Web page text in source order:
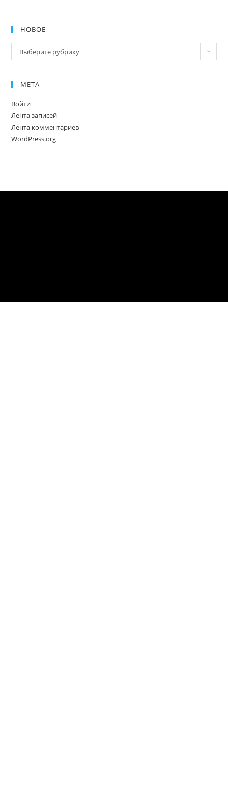
НОВОЕ
Новое
Выберите рубрику
МЕТА
Войти
Лента записей
Лента комментариев
WordPress.org